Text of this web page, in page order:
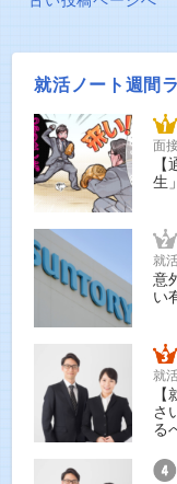
就活ノート週間
面
生
就
意
い
就
さ
る